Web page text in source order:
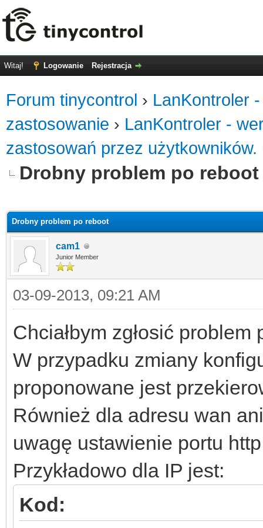
Witaj! Logowanie Rejestracja
Forum tinycontrol › LanKontroler
zastosowanie › LanKontroler -
zastosowań przez użytkowników.
Drobny problem po reboot
Drobny problem po reboot
cam1
Junior Member
03-09-2013, 09:21 AM
Chciałbym zgłosić
W przypadku zmiany
proponowane jest
Również dla adresu wan
uwagę ustawienie portu
Przykładowo dla IP jest:
Kod: